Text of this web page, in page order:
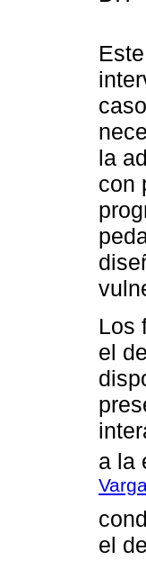
la
con
Los
el
a la
el